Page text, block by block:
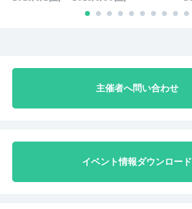
主催者へ問い合わせ
イベント情報ダウンロード